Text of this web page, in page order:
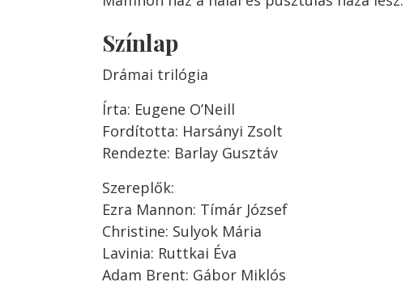
Színlap
Drámai trilógia
Írta: Eugene O’Neill
Fordította: Harsányi Zsolt
Rendezte: Barlay Gusztáv
Szereplők:
Ezra Mannon: Tímár József
Christine: Sulyok Mária
Lavinia: Ruttkai Éva
Adam Brent: Gábor Miklós